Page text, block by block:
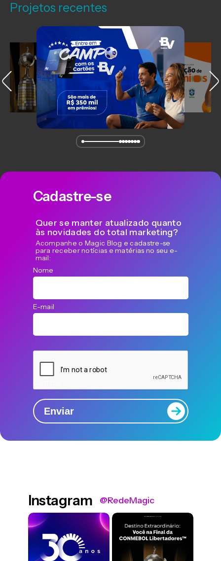
Cadastre-se
Quer se manter atualizado quanto
às novidades do total marketing?
Acompanhe o Magic Blog e cadastre-se
para receber notícias e matérias no seu e-
mail:
Nome
E-mail
Enviar
Instagram @RedeMagic
Projetos recentes